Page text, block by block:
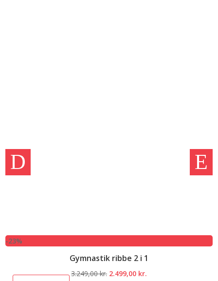
-23%
Gymnastik ribbe 2 i 1
3.249,00kr. Den
2.499,00 kr.